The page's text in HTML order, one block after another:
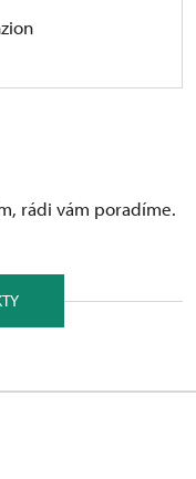
rádi vám poradíme.